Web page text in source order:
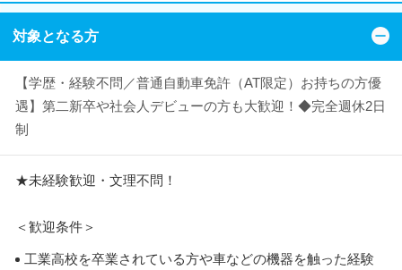
対象となる方
【学歴・経験不問／普通自動車免許（AT限定）お持ちの方優
遇】第二新卒や社会人デビューの方も大歓迎！◆完全週休2日
制
★未経験歓迎・文理不問！
＜歓迎条件＞
工業高校を卒業されている方や車などの機器を触った経験